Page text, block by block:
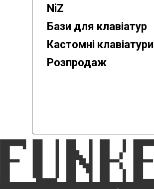
NiZ
Бази для клавіатур
Кастомні клавіатури
Розпродаж